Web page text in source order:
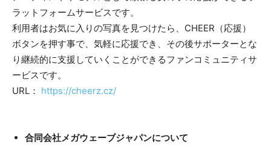
ラットフォームサービスです。
利用者はお気に入りの写真を見つけたら、CHEER（応援）
ボタンを押す事で、気軽に応援でき、その後サポーターとな
り継続的に支援していくことができるファンコミュニティサ
ービスです。
URL： https://cheerz.cz/
合同会社メガウェーブジャパンについて